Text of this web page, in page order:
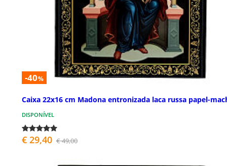
-40%
Caixa 22x16 cm Madona entronizada laca russa papel-
DISPONÍVEL
€ 29,40 € 49,00